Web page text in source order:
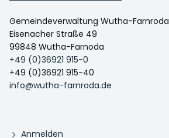
Gemeindeverwaltung Wutha-Farnroda
Eisenacher Straße 49
99848 Wutha-Farnoda
+49 (0)36921 915-0
+49 (0)36921 915-40
info@wutha-farnroda.de
Anmelden